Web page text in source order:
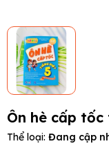
Ôn hè cấp
Thể loại: Đang cập